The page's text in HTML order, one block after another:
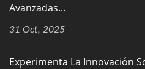
Avanzadas...
31 Oct, 2025
Experimenta La Innovación